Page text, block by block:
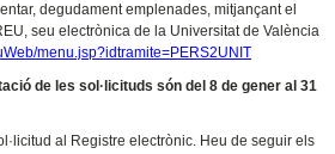
degudament emplenades, mitjançant el
seu electrònica de la Universitat de València
menu.jsp?idtramite=PERS2UNIT
de les sol·licituds són del 8 de gener al 31
al Registre electrònic. Heu de seguir els